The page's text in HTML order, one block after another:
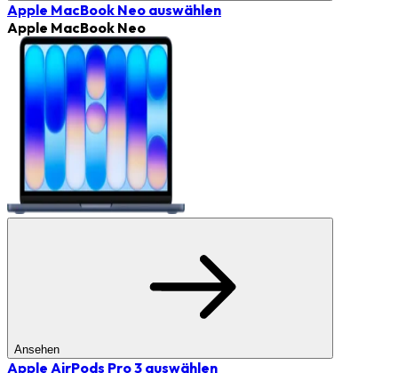
Apple MacBook Neo auswählen
Apple MacBook Neo
Ansehen
Apple AirPods Pro 3 auswählen